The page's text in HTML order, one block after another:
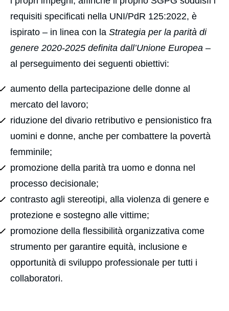
requisiti specificati nella UNI/PdR 125:2022, è
ispirato – in linea con la Strategia per la parità di
genere 2020-2025 definita dall’Unione Europea –
al perseguimento dei seguenti obiettivi:
aumento della partecipazione delle donne al
mercato del lavoro;
riduzione del divario retributivo e pensionistico fra
uomini e donne, anche per combattere la povertà
femminile;
promozione della parità tra uomo e donna nel
processo decisionale;
contrasto agli stereotipi, alla violenza di genere e
protezione e sostegno alle vittime;
promozione della flessibilità organizzativa come
strumento per garantire equità, inclusione e
opportunità di sviluppo professionale per tutti i
collaboratori.